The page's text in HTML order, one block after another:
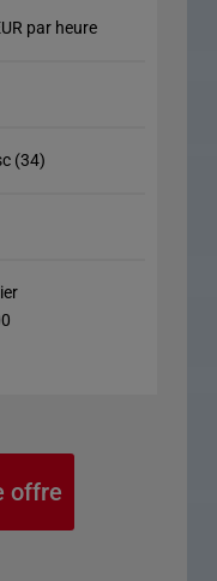
par heure
(34)
offre